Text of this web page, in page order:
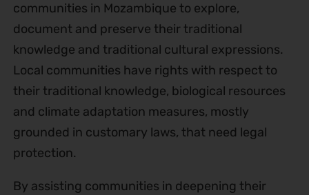
communities in Mozambique to explore,
document and preserve their traditional
knowledge and traditional cultural expressions.
Local communities have rights with respect to
their traditional knowledge, biological resources
and climate adaptation measures, mostly
grounded in customary laws, that need legal
protection.
By assisting communities in deepening their